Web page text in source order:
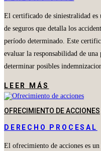
El certificado de siniestralidad
de seguros que detalla los
período determinado. Este
evaluar la responsabilidad de
determinar posibles
LEER MÁS
OFRECIMIENTO DE ACCIONES
DERECHO PROCESAL
El ofrecimiento de acciones es